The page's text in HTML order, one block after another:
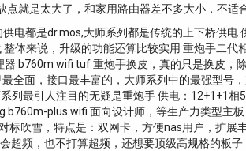
就是太大了，和家用路由器差不多大小，不适
都是dr.mos,大师系列都是传统的上下桥供电
体来说，升级的功能还算比较实用 重炮手二
b760m wifi tuf 重炮手换皮，真的只是换皮，
全面，接口最丰富的，大师系列中的最强型
最引人注目的无疑是重炮手 供电：12+1+1
plus wifi 面向设计师，等生产力类型主
吹雪，特点是：双网卡，方便nas用户，扩展
超频，也不打算超频，还想要顶级高规格的板